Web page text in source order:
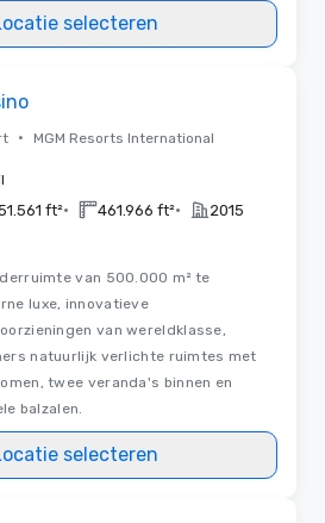
selecteren
• MGM Resorts International
ft²• 461.966 ft²• 2015
van 500.000 m² te
luxe, innovatieve
van wereldklasse,
natuurlijk verlichte ruimtes met
twee veranda's binnen en
balzalen.
selecteren